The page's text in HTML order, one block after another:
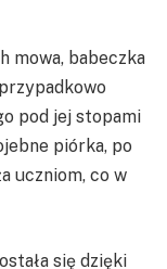
mowa, babeczka
pod jej stopami
piórka, po
uczniom, co w
się dzięki